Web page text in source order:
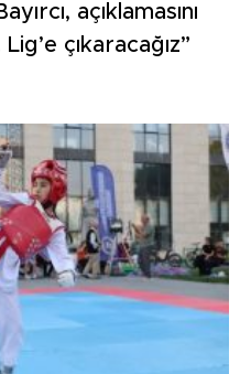
açıklamasını
çıkaracağız”